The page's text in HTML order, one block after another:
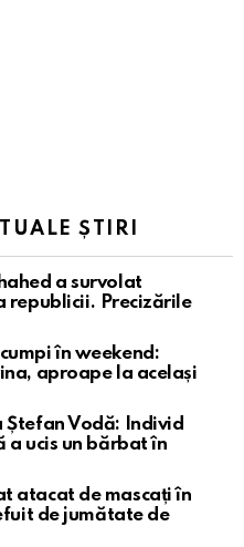
ȘTIRI
a survolat
republicii. Precizările
în weekend:
aproape la același
Ștefan Vodă: Individ
a ucis un bărbat în
atacat de mascați în
de jumătate de